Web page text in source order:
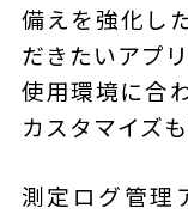
備えを強化し
だきたいアプリ
使用環境に合
カスタマイズ
測定ログ管理